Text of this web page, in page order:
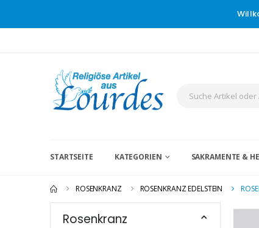
STARTSEITE KATEGORIEN SAKRAMENTE &
ROSENKRANZ ROSENKRANZ EDELSTEIN
Rosenkranz